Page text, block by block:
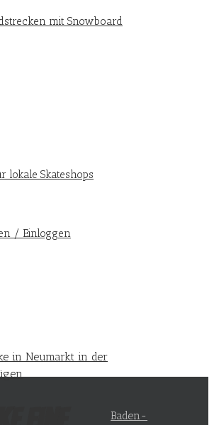
mit Snowboard
lokale Skateshops
/ Einloggen
Baden-